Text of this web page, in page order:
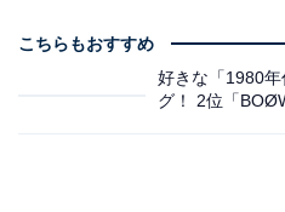
こちらもおすすめ
好きな「1980
グ！ 2位「